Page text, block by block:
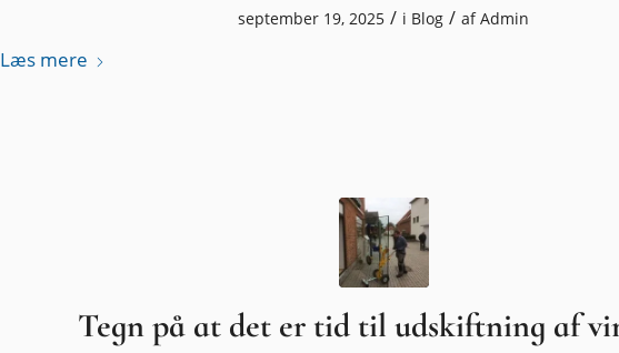
september 19, 2025 / i Blog / afAdmin
Læs mere
Tegn på at det er tid til udskiftning af